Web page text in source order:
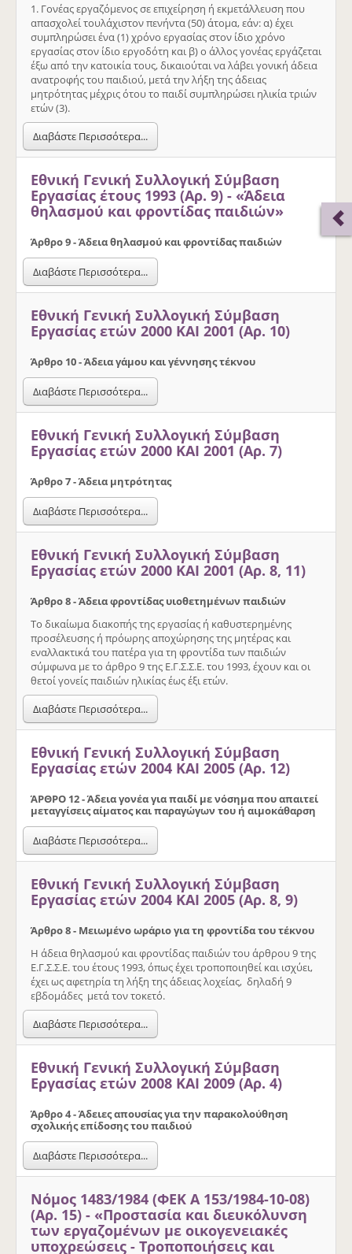
1. Γονέας εργαζόµενος σε επιχείρηση ή εκµετάλλευση που
απασχολεί τουλάχιστον πενήντα (50) άτοµα, εάν: α) έχει
συµπληρώσει ένα (1) χρόνο εργασίας στον ίδιο χρόνο
εργασίας στον ίδιο εργοδότη και β) ο άλλος γονέας εργάζεται
έξω από την κατοικία τους, δικαιούται να λάβει γονική άδεια
ανατροφής του παιδιού, µετά την λήξη της άδειας
µητρότητας µέχρις ότου το παιδί συµπληρώσει ηλικία τριών
ετών (3).
Διαβάστε Περισσότερα...
Εθνική Γενική Συλλογική Σύμβαση
Εργασίας έτους 1993 (Αρ. 9) - «Άδεια
θηλασµού και φροντίδας παιδιών»
Άρθρο 9 - Άδεια θηλασµού και φροντίδας παιδιών
Διαβάστε Περισσότερα...
Εθνική Γενική Συλλογική Σύμβαση
Εργασίας ετών 2000 ΚΑΙ 2001 (Αρ. 10)
Άρθρο 10 - Άδεια γάµου και γέννησης τέκνου
Διαβάστε Περισσότερα...
Εθνική Γενική Συλλογική Σύμβαση
Εργασίας ετών 2000 ΚΑΙ 2001 (Αρ. 7)
Άρθρο 7 - Άδεια µητρότητας
Διαβάστε Περισσότερα...
Εθνική Γενική Συλλογική Σύμβαση
Εργασίας ετών 2000 ΚΑΙ 2001 (Αρ. 8, 11)
Άρθρο 8 - Άδεια φροντίδας υιοθετηµένων παιδιών
Το δικαίωµα διακοπής της εργασίας ή καθυστερηµένης
προσέλευσης ή πρόωρης αποχώρησης της µητέρας και
εναλλακτικά του πατέρα για τη φροντίδα των παιδιών
σύµφωνα µε το άρθρο 9 της Ε.Γ.Σ.Σ.Ε. του 1993, έχουν και οι
θετοί γονείς παιδιών ηλικίας έως έξι ετών.
Διαβάστε Περισσότερα...
Εθνική Γενική Συλλογική Σύμβαση
Εργασίας ετών 2004 ΚΑΙ 2005 (Αρ. 12)
ΆΡΘΡΟ 12 - Άδεια γονέα για παιδί µε νόσηµα που απαιτεί
µεταγγίσεις αίµατος και παραγώγων του ή αιµοκάθαρση
Διαβάστε Περισσότερα...
Εθνική Γενική Συλλογική Σύμβαση
Εργασίας ετών 2004 ΚΑΙ 2005 (Αρ. 8, 9)
Άρθρο 8 - Μειωµένο ωράριο για τη φροντίδα του τέκνου
Η άδεια θηλασµού και φροντίδας παιδιών του άρθρου 9 της
Ε.Γ.Σ.Σ.Ε. του έτους 1993, όπως έχει τροποποιηθεί και ισχύει,
έχει ως αφετηρία τη λήξη της άδειας λοχείας, δηλαδή 9
εβδοµάδες µετά τον τοκετό.
Διαβάστε Περισσότερα...
Εθνική Γενική Συλλογική Σύμβαση
Εργασίας ετών 2008 ΚΑΙ 2009 (Αρ. 4)
Άρθρο 4 - Άδειες απουσίας για την παρακολούθηση
σχολικής επίδοσης του παιδιού
Διαβάστε Περισσότερα...
Νόμος 1483/1984 (ΦΕΚ Α 153/1984-10-08)
(Αρ. 15) - «Προστασία και διευκόλυνση
των εργαζομένων με οικογενειακές
υποχρεώσεις - Τροποποιήσεις και